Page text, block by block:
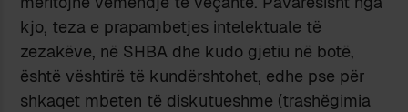
kjo, teza e prapambetjes intelektuale të
zezakëve, në SHBA dhe kudo gjetiu në botë,
është vështirë të kundërshtohet, edhe pse për
shkaqet mbeten të diskutueshme (trashëgimia